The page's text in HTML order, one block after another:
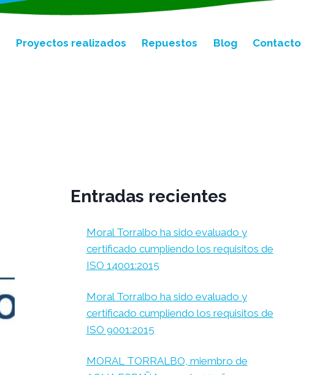
Proyectos realizados Repuestos Blog Contacto
Entradas recientes
Moral Torralbo ha sido evaluado y
certificado cumpliendo los requisitos de
ISO 14001:2015
Moral Torralbo ha sido evaluado y
certificado cumpliendo los requisitos de
ISO 9001:2015
MORAL TORRALBO, miembro de